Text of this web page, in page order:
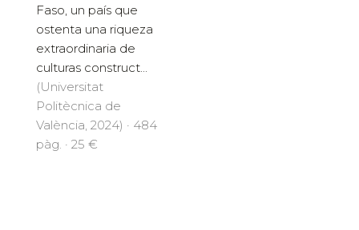
Faso, un país que
ostenta una riqueza
extraordinaria de
culturas construct...
(Universitat
Politècnica de
València, 2024) · 484
pàg. · 25 €